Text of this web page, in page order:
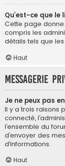
Qu’est-ce que le
Cette page donne
compris les
détails tels que
Haut
Messagerie
Je ne peux pas
Il y a trois raisons
connecté,
l’ensemble du
d’envoyer des
d’informations.
Haut